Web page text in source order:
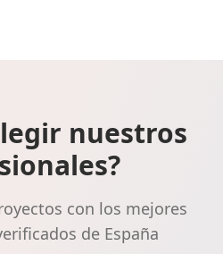
nuestros
con los mejores
de España